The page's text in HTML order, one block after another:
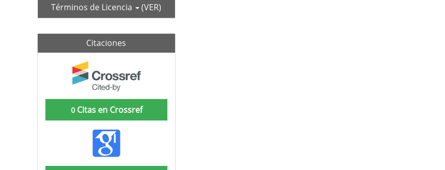
Términos de Licencia
(VER)
Citaciones
0Citas en Crossref